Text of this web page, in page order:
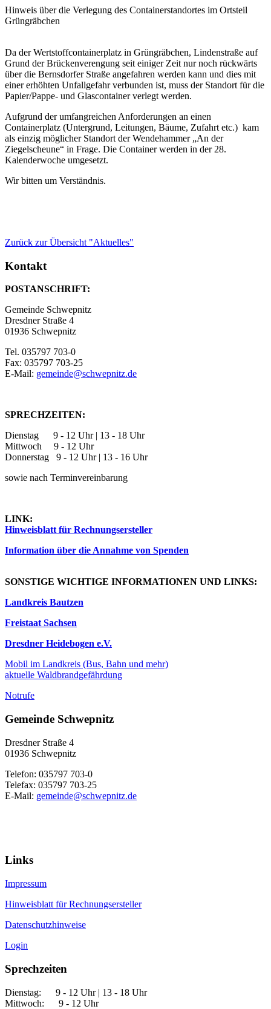
Hinweis über die Verlegung des Containerstandortes im Ortsteil
Grüngräbchen
Da der Wertstoffcontainerplatz in Grüngräbchen, Lindenstraße auf
Grund der Brückenverengung seit einiger Zeit nur noch rückwärts
über die Bernsdorfer Straße angefahren werden kann und dies mit
einer erhöhten Unfallgefahr verbunden ist, muss der Standort für die
Papier/Pappe- und Glascontainer verlegt werden.
Aufgrund der umfangreichen Anforderungen an einen
Containerplatz (Untergrund, Leitungen, Bäume, Zufahrt etc.) kam
als einzig möglicher Standort der Wendehammer „An der
Ziegelscheune“ in Frage. Die Container werden in der 28.
Kalenderwoche umgesetzt.
Wir bitten um Verständnis.
Zurück zur Übersicht "Aktuelles"
Kontakt
POSTANSCHRIFT:
Gemeinde Schwepnitz
Dresdner Straße 4
01936 Schwepnitz
Tel. 035797 703-0
Fax: 035797 703-25
E-Mail: gemeinde@schwepnitz.de
SPRECHZEITEN:
Dienstag 9 - 12 Uhr | 13 - 18 Uhr
Mittwoch 9 - 12 Uhr
Donnerstag 9 - 12 Uhr | 13 - 16 Uhr
sowie nach Terminvereinbarung
LINK:
Hinweisblatt für Rechnungsersteller
Information über die Annahme von Spenden
SONSTIGE WICHTIGE INFORMATIONEN UND LINKS:
Landkreis Bautzen
Freistaat Sachsen
Dresdner Heidebogen e.V.
Mobil im Landkreis (Bus, Bahn und mehr)
aktuelle Waldbrandgefährdung
Notrufe
Gemeinde Schwepnitz
Dresdner Straße 4
01936 Schwepnitz
Telefon: 035797 703-0
Telefax: 035797 703-25
E-Mail: gemeinde@schwepnitz.de
Links
Impressum
Hinweisblatt für Rechnungsersteller
Datenschutzhinweise
Login
Sprechzeiten
Dienstag: 9 - 12 Uhr | 13 - 18 Uhr
Mittwoch: 9 - 12 Uhr